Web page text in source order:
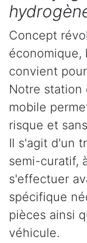
Concept
économique,
convient
Notre station
mobile
risque et
Il s'agit d'un
semi-curatif,
s'effectuer
spécifique
pièces ainsi
véhicule.